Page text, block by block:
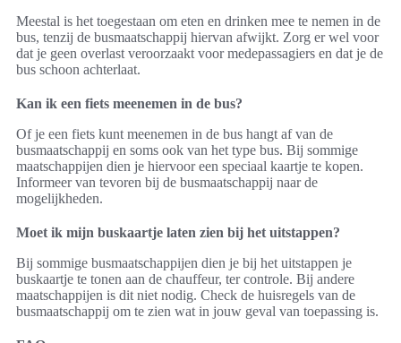
Meestal is het toegestaan om eten en drinken mee te nemen in de
bus, tenzij de busmaatschappij hiervan afwijkt. Zorg er wel voor
dat je geen overlast veroorzaakt voor medepassagiers en dat je de
bus schoon achterlaat.
Kan ik een fiets meenemen in de bus?
Of je een fiets kunt meenemen in de bus hangt af van de
busmaatschappij en soms ook van het type bus. Bij sommige
maatschappijen dien je hiervoor een speciaal kaartje te kopen.
Informeer van tevoren bij de busmaatschappij naar de
mogelijkheden.
Moet ik mijn buskaartje laten zien bij het uitstappen?
Bij sommige busmaatschappijen dien je bij het uitstappen je
buskaartje te tonen aan de chauffeur, ter controle. Bij andere
maatschappijen is dit niet nodig. Check de huisregels van de
busmaatschappij om te zien wat in jouw geval van toepassing is.